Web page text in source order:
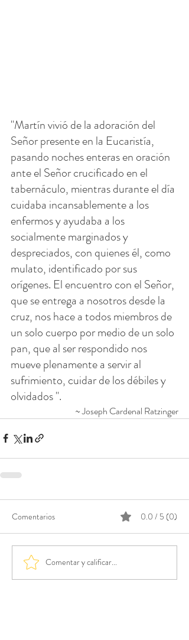
"Martín vivió de la adoración del
Señor presente en la Eucaristía,
pasando noches enteras en oración
ante el Señor crucificado en el
tabernáculo, mientras durante el día
cuidaba incansablemente a los
enfermos y ayudaba a los
socialmente marginados y
despreciados, con quienes él, como
mulato, identificado por sus
orígenes. El encuentro con el Señor,
que se entrega a nosotros desde la
cruz, nos hace a todos miembros de
un solo cuerpo por medio de un solo
pan, que al ser respondido nos
mueve plenamente a servir al
sufrimiento, cuidar de los débiles y
olvidados ".
~ Joseph Cardenal Ratzinger
Comentarios 0.0 / 5 (0)
Comentar y calificar...